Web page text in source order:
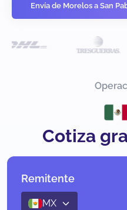
Envía de Morelos a San
Cotiza
Remitente
MX